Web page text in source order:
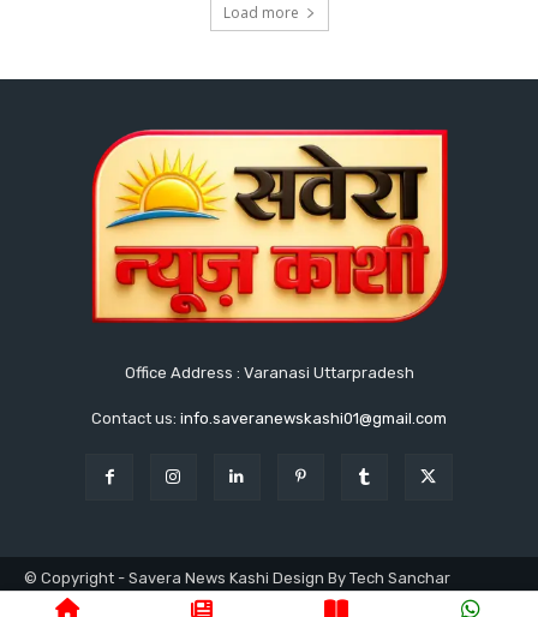
Load more
Office Address : Varanasi Uttarpradesh
Contact us: info.saveranewskashi01@gmail.com
© Copyright - Savera News Kashi Design By Tech Sanchar
9140753811